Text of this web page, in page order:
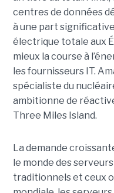
centres de données
à une part
électrique totale aux
mieux la course à
les fournisseurs IT.
spécialiste du
ambitionne de
Three Miles Island.
La demande
le monde des
traditionnels et ceux